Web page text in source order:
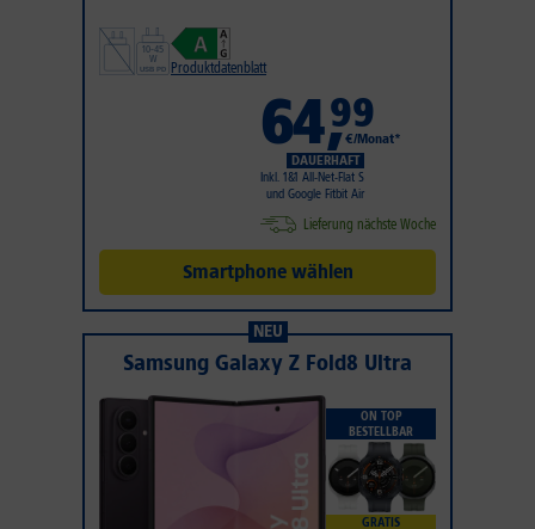
Produktdatenblatt
64,99
€/Monat*
DAUERHAFT
Inkl. 1&1 All-Net-Flat S
und Google Fitbit Air
Lieferung nächste Woche
Smartphone wählen
NEU
Samsung Galaxy Z Fold8 Ultra
ON TOP
BESTELLBAR
GRATIS